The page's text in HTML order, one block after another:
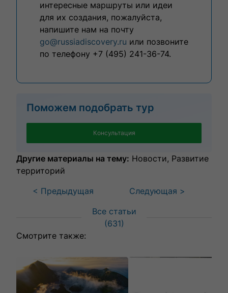
интересные маршруты или идеи
для их создания, пожалуйста,
напишите нам на почту
go@russiadiscovery.ru или позвоните
по телефону +7 (495) 241-36-74.
Поможем подобрать тур
Консультация
Другие материалы на тему: Новости Развитие
территорий
< Предыдущая
Следующая >
Все статьи
(631)
Смотрите также: